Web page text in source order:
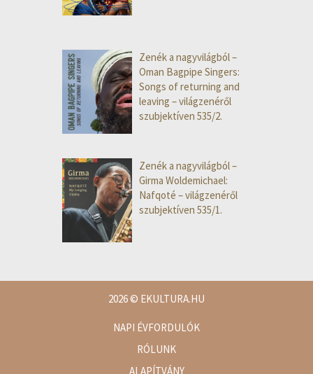
Zenék a nagyvilágból –
Oman Bagpipe Singers:
Songs of returning and
leaving – világzenéről
szubjektíven 535/2.
Zenék a nagyvilágból –
Girma Woldemichael:
Nafqoté – világzenéről
szubjektíven 535/1.
2026© EKULTURA.HU
NAPI ÉVFORDULÓK
RÓLUNK
ALAPÍTVÁNY